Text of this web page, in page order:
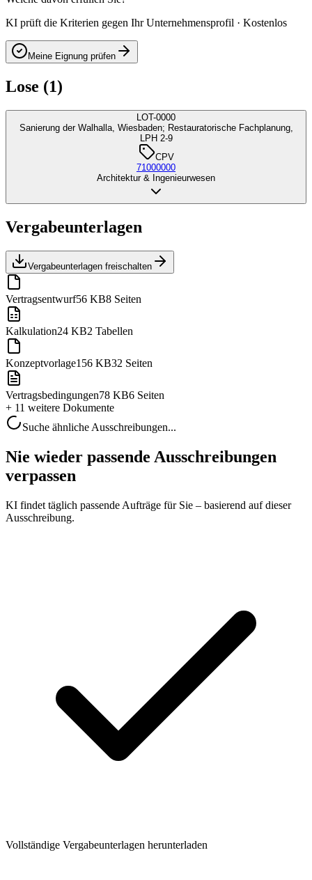
KI prüft die Kriterien gegen Ihr Unternehmensprofil · Kostenlos
Meine Eignung prüfen
Lose (1)
LOT-0000
Sanierung der Walhalla, Wiesbaden; Restauratorische Fachplanung,
LPH 2-9
CPV
71000000
Architektur & Ingenieurwesen
Vergabeunterlagen
Vergabeunterlagen freischalten
Vertragsentwurf56 KB8 Seiten
Kalkulation24 KB2 Tabellen
Konzeptvorlage156 KB32 Seiten
Vertragsbedingungen78 KB6 Seiten
+ 11 weitere Dokumente
Suche ähnliche Ausschreibungen...
Nie wieder passende Ausschreibungen
verpassen
KI findet täglich passende Aufträge für Sie – basierend auf dieser
Ausschreibung.
Vollständige Vergabeunterlagen herunterladen